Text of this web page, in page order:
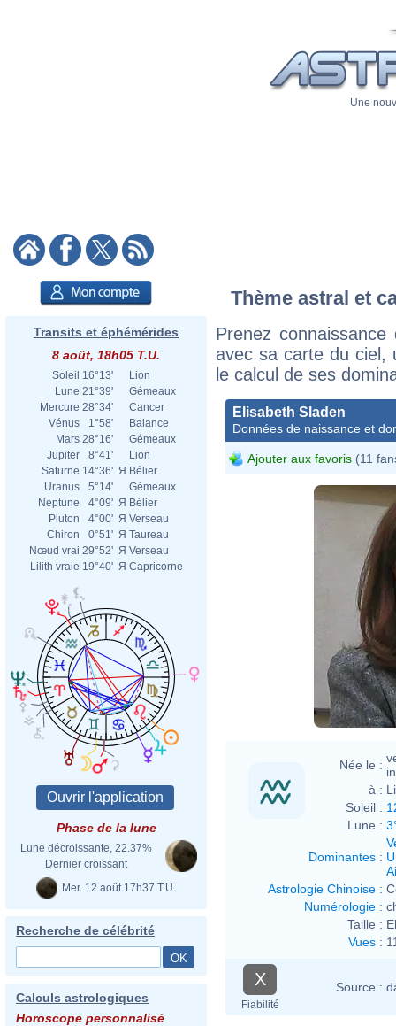
Une
Transits et éphémérides
8 août, 18h05 T.U.
Soleil 16°13'
Lion
Lune 21°39'
Gémeaux
Mercure 28°34'
Cancer
Vénus
1°58'
Balance
Mars 28°16'
Gémeaux
Jupiter
8°41'
Lion
Saturne 14°36' Я Bélier
Uranus
5°14'
Gémeaux
Neptune
4°09' Я Bélier
Pluton
4°00' Я Verseau
Chiron
0°51' Я Taureau
Nœud vrai 29°52' Я Verseau
Lilith vraie 19°40' Я Capricorne
Phase de la lune
Lune décroissante, 22.37%
Dernier croissant
Mer. 12 août 17h37 T.U.
Recherche de célébrité
Calculs astrologiques
Horoscope personnalisé
Thème astral et
Prenez
avec sa carte du ciel,
le calcul de ses
Elisabeth Sladen
Données de naissance et
Ajouter aux favoris (11
Née le :
à :
Soleil :
Lune :
Dominantes :
Astrologie Chinoise :
Numérologie :
Taille :
Vues :
X
Fiabilité
Source :